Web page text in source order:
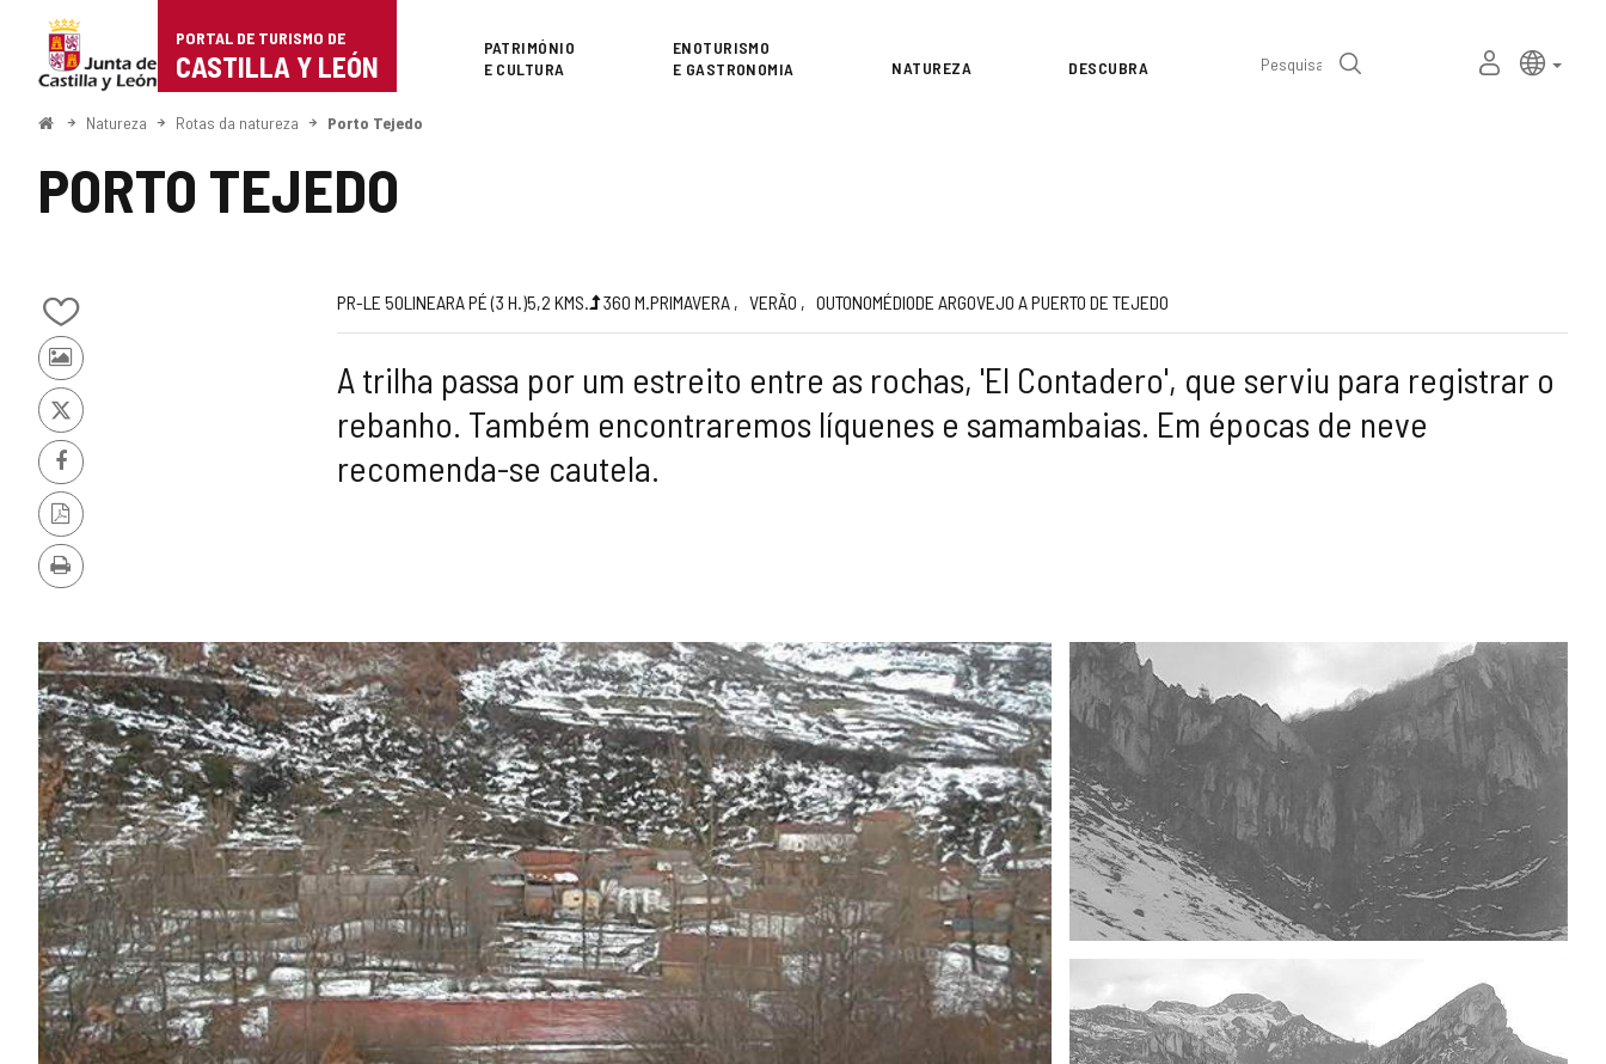
Portal
de
Turismo
de
Castilla
León
PORTAL DE TURISMO DE
CASTILLA Y LEÓN
Superior
PATRIMÓNIO
E CULTURA
ENOTURISMO
E GASTRONOMIA
NATUREZA DESCUBRA Pesquisa
MEU
ESPAÇO
Seletor
de
ComeçoNatureza Rotas da natureza Porto Tejedo
PORTO TEJEDO
Adicionar
/
remover
de
meus
cadernos
Fotos
de
outros
turistas
x
Facebook
Versão
PDF
Imprimir
Código
rota
PR-LE 50
Jornada
LINEAR
Metade A PÉ (3 H.)
Comprimento5,2 KMS.
Gradiente
elevação
(m)
360 M.
Recomendado PRIMAVERA VERÃO OUTONO
Dificuldade
rota
MÉDIO
Rota DE ARGOVEJO A PUERTO DE TEJEDO
A trilha passa por um estreito entre as rochas, 'El Contadero', que serviu para registrar o
rebanho. Também encontraremos líquenes e samambaias. Em épocas de neve
recomenda-se cautela.
GALERIA
DE
IMAGENS